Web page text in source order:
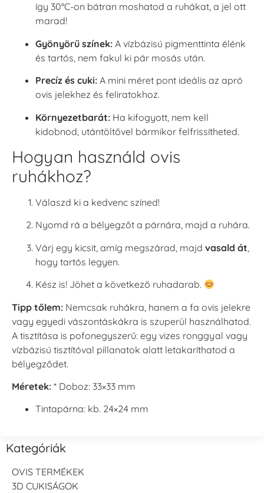
így 30°C-on bátran moshatod a ruhákat, a jel ott
marad!
Gyönyörű színek: A vízbázisú pigmenttinta élénk
és tartós, nem fakul ki pár mosás után.
Precíz és cuki: A mini méret pont ideális az apró
ovis jelekhez és feliratokhoz.
Környezetbarát: Ha kifogyott, nem kell
kidobnod, utántöltővel bármikor felfrissítheted.
Hogyan használd ovis
ruhákhoz?
Válaszd ki a kedvenc színed!
Nyomd rá a bélyegzőt a párnára, majd a ruhára.
Várj egy kicsit, amíg megszárad, majd vasald át
hogy tartós legyen.
Kész is! Jöhet a következő ruhadarab.
Tipp tőlem: Nemcsak ruhákra, hanem a fa ovis jelekre
vagy egyedi vászontáskákra is szuperül használhatod.
A tisztítása is pofonegyszerű: egy vizes ronggyal vagy
vízbázisú tisztítóval pillanatok alatt letakaríthatod a
bélyegződet.
Méretek: * Doboz: 33×33 mm
Tintapárna: kb. 24×24 mm
Kategóriák
OVIS TERMÉKEK
3D CUKISÁGOK